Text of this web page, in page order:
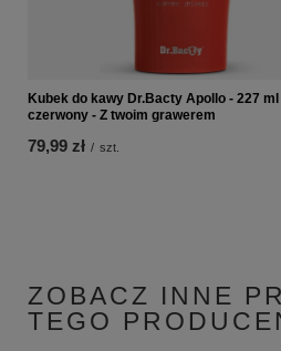
Kubek do kawy Dr.Bacty Apollo - 227 ml
czerwony - Z twoim grawerem
79,99 zł / szt.
ZOBACZ INNE
TEGO